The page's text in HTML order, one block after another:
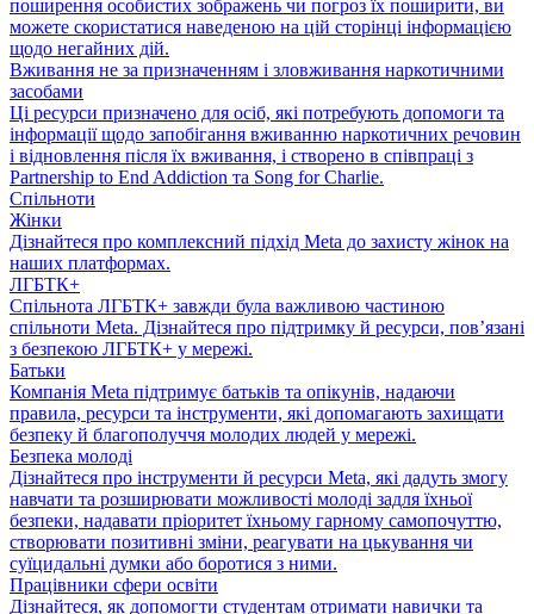
поширення особистих зображень чи погроз їх поширити, ви
можете скористатися наведеною на цій сторінці інформацією
щодо негайних дій.
Вживання не за призначенням і зловживання наркотичними
засобами
Ці ресурси призначено для осіб, які потребують допомоги та
інформації щодо запобігання вживанню наркотичних речовин
і відновлення після їх вживання, і створено в співпраці з
Partnership to End Addiction та Song for Charlie.
Спільноти
Жінки
Дізнайтеся про комплексний підхід Meta до захисту жінок на
наших платформах.
ЛГБТК+
Спільнота ЛГБТК+ завжди була важливою частиною
спільноти Meta. Дізнайтеся про підтримку й ресурси, пов’язані
з безпекою ЛГБТК+ у мережі.
Батьки
Компанія Meta підтримує батьків та опікунів, надаючи
правила, ресурси та інструменти, які допомагають захищати
безпеку й благополуччя молодих людей у мережі.
Безпека молоді
Дізнайтеся про інструменти й ресурси Meta, які дадуть змогу
навчати та розширювати можливості молоді задля їхньої
безпеки, надавати пріоритет їхньому гарному самопочуттю,
створювати позитивні зміни, реагувати на цькування чи
суїцидальні думки або боротися з ними.
Працівники сфери освіти
Дізнайтеся, як допомогти студентам отримати навички та